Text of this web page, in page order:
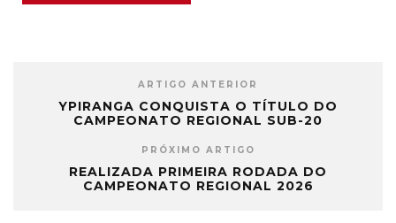
ARTIGO ANTERIOR
YPIRANGA CONQUISTA O TÍTULO DO
CAMPEONATO REGIONAL SUB-20
PRÓXIMO ARTIGO
REALIZADA PRIMEIRA RODADA DO
CAMPEONATO REGIONAL 2026